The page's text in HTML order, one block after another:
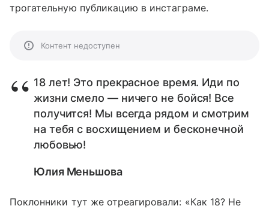
трогательную публикацию в инстаграме.
Контент недоступен
18 лет! Это прекрасное время. Иди по
жизни смело — ничего не бойся! Все
получится! Мы всегда рядом и смотрим
на тебя с восхищением и бесконечной
любовью!
Юлия Меньшова
Поклонники тут же отреагировали: «Как 18? Не